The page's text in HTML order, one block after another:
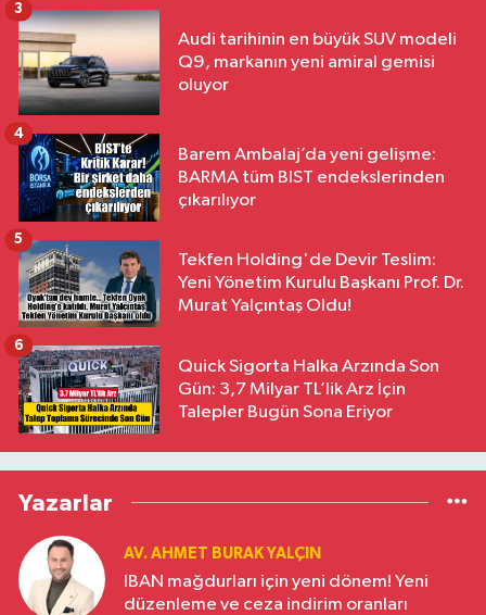
Audi tarihinin en büyük SUV modeli
Q9, markanın yeni amiral gemisi
oluyor
3
Barem Ambalaj’da yeni gelişme:
BARMA tüm BIST endekslerinden
çıkarılıyor
4
Tekfen Holding'de Devir Teslim:
Yeni Yönetim Kurulu Başkanı Prof. Dr.
Murat Yalçıntaş Oldu!
5
Quick Sigorta Halka Arzında Son
Gün: 3,7 Milyar TL’lik Arz İçin
Talepler Bugün Sona Eriyor
6
Yazarlar
AV. AHMET BURAK YALÇIN
IBAN mağdurları için yeni dönem! Yeni
düzenleme ve ceza indirim oranları